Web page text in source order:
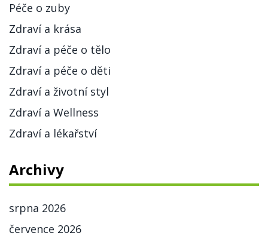
Péče o zuby
Zdraví a krása
Zdraví a péče o tělo
Zdraví a péče o děti
Zdraví a životní styl
Zdraví a Wellness
Zdraví a lékařství
Archivy
srpna 2026
července 2026